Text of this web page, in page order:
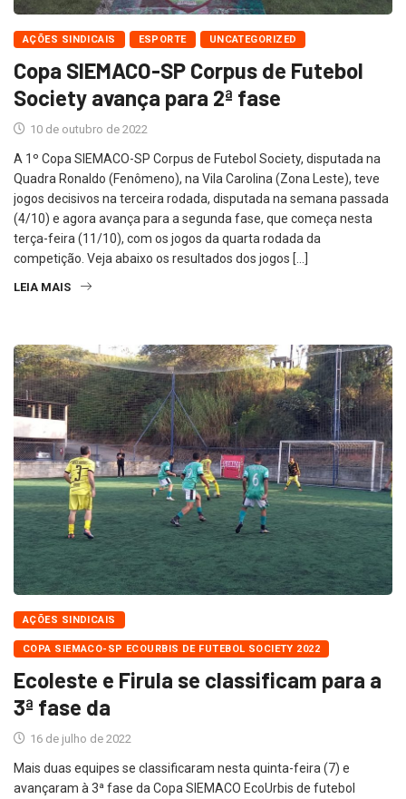
AÇÕES SINDICAIS ESPORTE UNCATEGORIZED
Copa SIEMACO-SP Corpus de Futebol
Society avança para 2ª fase
10 de outubro de 2022
A 1º Copa SIEMACO-SP Corpus de Futebol Society, disputada na
Quadra Ronaldo (Fenômeno), na Vila Carolina (Zona Leste), teve
jogos decisivos na terceira rodada, disputada na semana passada
(4/10) e agora avança para a segunda fase, que começa nesta
terça-feira (11/10), com os jogos da quarta rodada da
competição. Veja abaixo os resultados dos jogos […]
LEIA MAIS
AÇÕES SINDICAIS
COPA SIEMACO-SP ECOURBIS DE FUTEBOL SOCIETY 2022
Ecoleste e Firula se classificam para a
3ª fase da
16 de julho de 2022
Mais duas equipes se classificaram nesta quinta-feira (7) e
avançaram à 3ª fase da Copa SIEMACO EcoUrbis de futebol